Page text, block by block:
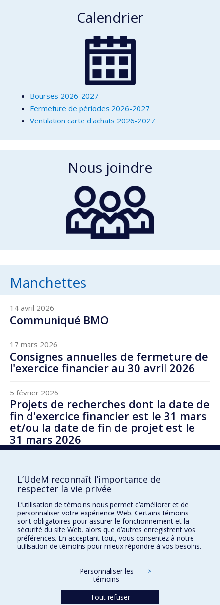
Calendrier
Bourses 2026-2027
Fermeture de périodes 2026-2027
Ventilation carte d'achats 2026-2027
Nous joindre
Manchettes
14 avril 2026
Communiqué BMO
17 mars 2026
Consignes annuelles de fermeture de
l'exercice financier au 30 avril 2026
5 février 2026
Projets de recherches dont la date de
fin d'exercice financier est le 31 mars
et/ou la date de fin de projet est le
31 mars 2026
Direction des finances
7077, avenue du Parc
L’UdeM reconnaît l’importance de
respecter la vie privée
L’utilisation de témoins nous permet d’améliorer et de
personnaliser votre expérience Web. Certains témoins
sont obligatoires pour assurer le fonctionnement et la
sécurité du site Web, alors que d’autres enregistrent vos
préférences. En acceptant tout, vous consentez à notre
utilisation de témoins pour mieux répondre à vos besoins.
Personnaliser les
témoins
>
Tout refuser